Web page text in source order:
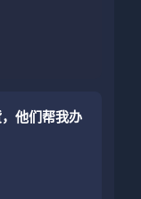
他们帮我办